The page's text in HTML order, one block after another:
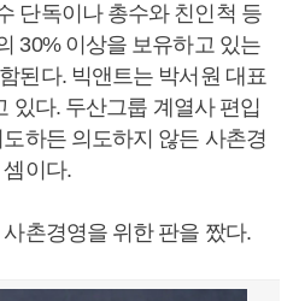
단독이나 총수와 친인척 등
30% 이상을 보유하고 있는
된다. 빅앤트는 박서원 대표
있다. 두산그룹 계열사 편입
하든 의도하지 않든 사촌경
이다.
촌경영을 위한 판을 짰다.